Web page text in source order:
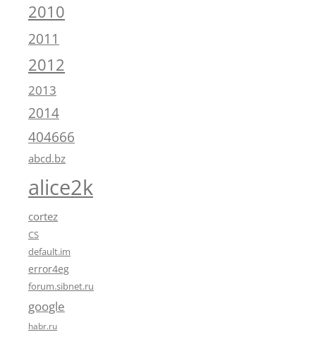
2010
2011
2012
2013
2014
404666
abcd.bz
alice2k
cortez
CS
default.im
error4eg
forum.sibnet.ru
google
habr.ru